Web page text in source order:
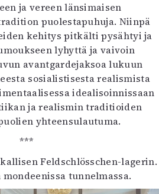
ja vereen länsimaisen
puolestapuhuja. Niinpä
kehitys pitkälti pysähtyi ja
lyhyttä ja vaivoin
avantgardejaksoa lukuun
sosialistisesta realismista
idealisoinnissaan
ja realismin traditioiden
yhteensulautuma.
***
Feldschlösschen-lagerin.
tunnelmassa.